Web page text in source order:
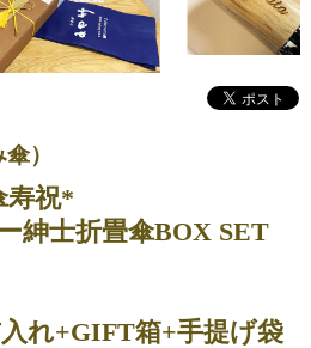
）
寿祝*
紳士折畳傘BOX SET
れ+GIFT箱+手提げ袋